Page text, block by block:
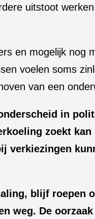
uitstoot
en mogelijk nog
voelen soms
van een
in
zoekt
verkiezingen
blijf roepen
weg. De